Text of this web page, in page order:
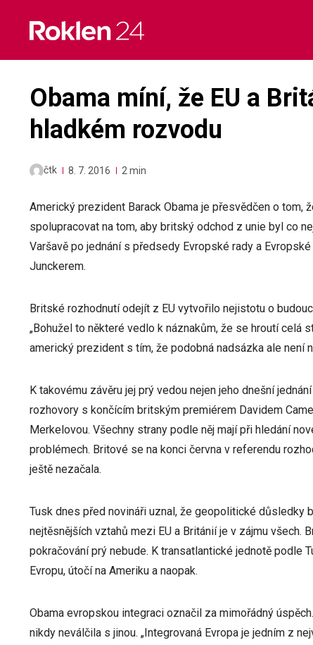
content
Obama míní, že EU a
hladkém rozvodu
čtk 8. 7. 2016 2 min
Americký prezident Barack Obama je přesvědčen o tom,
spolupracovat na tom, aby britský odchod z unie byl co
Varšavě po jednání s předsedy Evropské rady a
Junckerem.
Britské rozhodnutí odejít z EU vytvořilo nejistotu o
„Bohužel to některé vedlo k náznakům, že se hroutí
americký prezident s tím, že podobná nadsázka ale není
K takovému závěru jej prý vedou nejen jeho dnešní
rozhovory s končícím britským premiérem Davidem
Merkelovou. Všechny strany podle něj mají při hledání
problémech. Britové se na konci června v referendu
ještě nezačala.
Tusk dnes před novináři uznal, že geopolitické důsledky
nejtěsnějších vztahů mezi EU a Británií je v zájmu všech.
pokračování prý nebude. K transatlantické jednotě podle
Evropu, útočí na Ameriku a naopak.
Obama evropskou integraci označil za mimořádný
nikdy neválčila s jinou. „Integrovaná Evropa je jedním z